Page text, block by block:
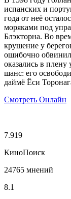
испанских и
года от неё
моряками под
Блэкторна. Во
крушение у
ошибочно
оказались в плену
шанс: его
даймё Ёси
Смотреть Онлайн
7.919
КиноПоиск
24765 мнений
8.1